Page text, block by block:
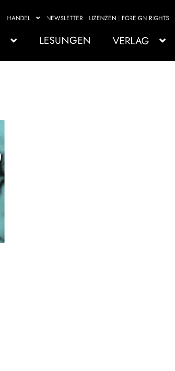
HANDEL NEWSLETTER LIZENZEN | FOREIGN RIGHTS
LESUNGEN VERLAG